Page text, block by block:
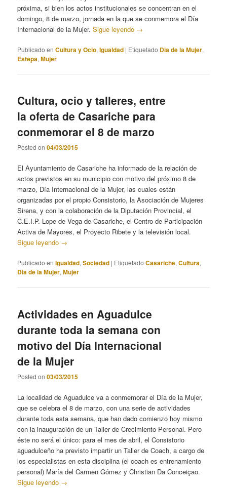
próxima, si bien los actos institucionales se concentran en el
domingo, 8 de marzo, jornada en la que se conmemora el Día
Internacional de la Mujer.Sigue leyendo →
Publicado en Cultura y Ocio,Igualdad | Etiquetado Dia de la Mujer,
Estepa,Mujer
Cultura, ocio y talleres, entre
la oferta de Casariche para
conmemorar el 8 de marzo
Posted on04/03/2015
El Ayuntamiento de Casariche ha informado de la relación de
actos previstos en su municipio con motivo del próximo 8 de
marzo, Día Internacional de la Mujer, las cuales están
organizadas por el propio Consistorio, la Asociación de Mujeres
Sirena, y con la colaboración de la Diputación Provincial, el
C.E.I.P. Lope de Vega de Casariche, el Centro de Participación
Activa de Mayores, el Proyecto Ribete y la televisión local.
Sigue leyendo →
Publicado en Igualdad,Sociedad | Etiquetado Casariche,Cultura,
Dia de la Mujer,Mujer
Actividades en Aguadulce
durante toda la semana con
motivo del Día Internacional
de la Mujer
Posted on03/03/2015
La localidad de Aguadulce va a conmemorar el Día de la Mujer,
que se celebra el 8 de marzo, con una serie de actividades
durante toda esta semana, que han dado comienzo hoy mismo
con la inauguración de un Taller de Crecimiento Personal. Pero
éste no será el único: para el mes de abril, el Consistorio
aguadulceño ha previsto impartir un Taller de Coach, a cargo de
los especialistas en esta disciplina (el coach es entrenamiento
personal) María del Carmen Gómez y Christian Da Conceiçao.
Sigue leyendo →